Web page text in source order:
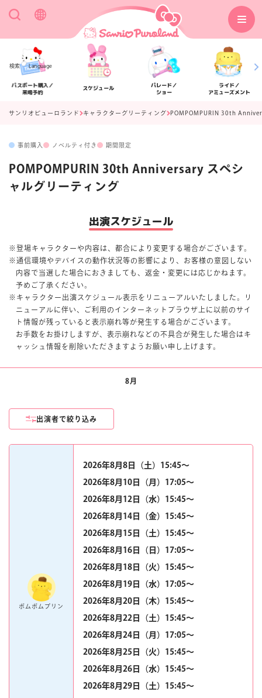
検索 Language
パスポート購入／
来場予約
スケジュール
パレード／
ショー
ライド／
アミューズメント
楽しみ方 サービスガイド
よくあるご質問 ニュース
公式SNS／アプリ
コラボレーション
マイページ
サンリオピューロランド キャラクターグリーティング POMPOMPURIN 30th
事前購入 ノベルティ付き 期間限定
POMPOMPURIN 30th Anniversary スペシ
ャルグリーティング
出演スケジュール
※登場キャラクターや内容は、都合により変更する場合がございます。
※通信環境やデバイスの動作状況等の影響により、 お客様の意図しない
内容で当選した場合におきましても、返金・ 変更には応じかねます。
予めご了承ください。
※キャラクター出演スケジュール表示をリニューアルいたしました。リ
ニューアルに伴い、ご利用のインターネットブラウザ上に以前のサイ
ト情報が残っていると表示崩れ等が発生する場合がございます。
お手数をお掛けしますが、表示崩れなどの不具合が発生した場合はキ
ャッシュ情報を削除いただきますようお願い申し上げます。
8月
出演者で絞り込み
ポムポムプリン
2026年8月8日（土）15:45〜
2026年8月10日（月）17:05〜
2026年8月12日（水）15:45〜
2026年8月14日（金）15:45〜
2026年8月15日（土）15:45〜
2026年8月16日（日）17:05〜
2026年8月18日（火）15:45〜
2026年8月19日（水）17:05〜
2026年8月20日（木）15:45〜
2026年8月22日（土）15:45〜
2026年8月24日（月）17:05〜
2026年8月25日（火）15:45〜
2026年8月26日（水）15:45〜
2026年8月29日（土）15:45〜